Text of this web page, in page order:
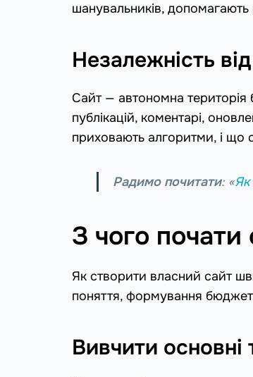
шанувальників, допомагають
Незалежність
Сайт — автономна
публікацій, коментарі,
приховають алгоритми, і що
Радимо почитати: «Як
З чого
Як створити власний сайт
поняття, формування
Вивчити основні